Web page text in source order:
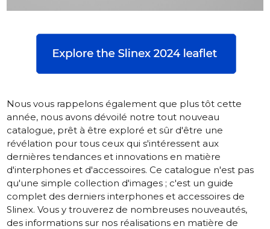
Nous vous rappelons également que plus tôt cette
année, nous avons dévoilé notre tout nouveau
catalogue, prêt à être exploré et sûr d'être une
révélation pour tous ceux qui s'intéressent aux
dernières tendances et innovations en matière
d'interphones et d'accessoires. Ce catalogue n'est pas
qu'une simple collection d'images ; c'est un guide
complet des derniers interphones et accessoires de
Slinex. Vous y trouverez de nombreuses nouveautés,
des informations sur nos réalisations en matière de